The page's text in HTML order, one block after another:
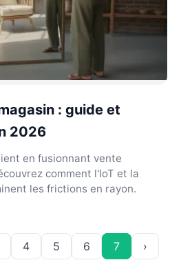
: guide et
2026
en fusionnant vente
comment l'IoT et la
les frictions en rayon.
4 5 6 7 ›